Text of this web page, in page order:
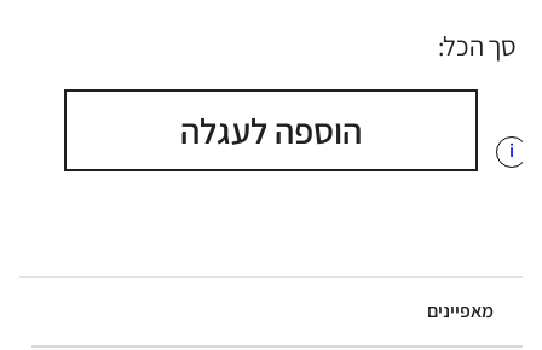
סך הכל:
הוספה לעגלה i
מאפיינים